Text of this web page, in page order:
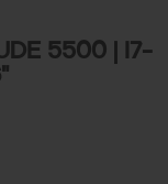
5500 | i7-